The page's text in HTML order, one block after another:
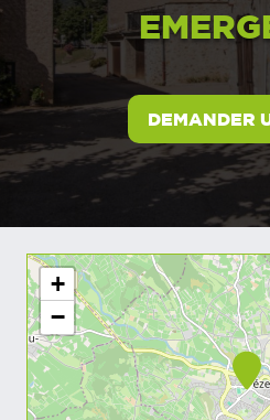
DEMANDER
+
−